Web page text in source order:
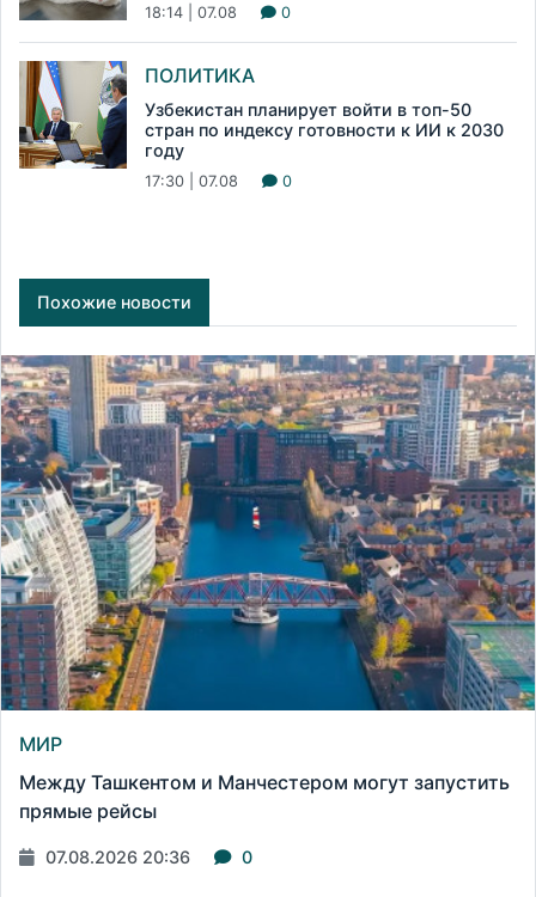
18:14 | 07.08 0
ПОЛИТИКА
Узбекистан планирует войти в топ-50
стран по индексу готовности к ИИ к 2030
году
17:30 | 07.08 0
Похожие новости
МИР
Между Ташкентом и Манчестером могут запустить
прямые рейсы
07.08.2026 20:36 0